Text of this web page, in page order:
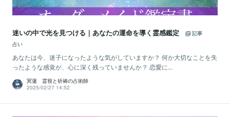
迷いの中で光を見つける｜あなたの運命を導く霊感鑑定
記事
占い
あなたは今、迷子になったような気がしていますか？ 何か大切なことを失
ったような感覚が、心に深く残っていませんか？ 恋愛に...
冥蓮 霊視と祈祷の占術師
2025/02/27 14:52